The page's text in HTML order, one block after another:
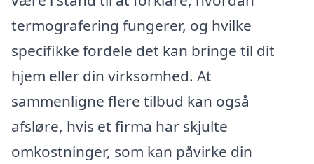
termografering fungerer, og hvilke
specifikke fordele det kan bringe til dit
hjem eller din virksomhed. At
sammenligne flere tilbud kan også
afsløre, hvis et firma har skjulte
omkostninger, som kan påvirke din